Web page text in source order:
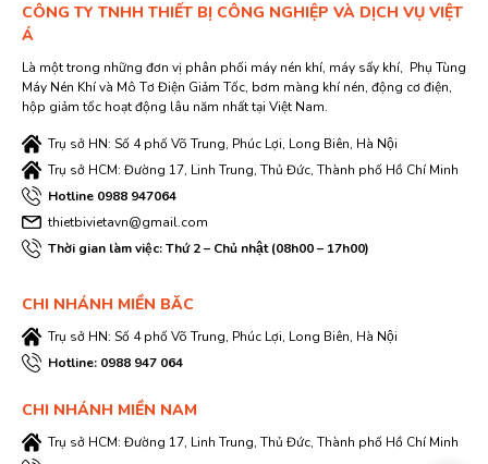
CÔNG TY TNHH THIẾT BỊ CÔNG NGHIỆP VÀ DỊCH VỤ VIỆT
Á
Là một trong những đơn vị phân phối máy nén khí, máy sấy khí, Phụ Tùng
Máy Nén Khí và Mô Tơ Điện Giảm Tốc, bơm màng khí nén, động cơ điện,
hộp giảm tốc hoạt động lâu năm nhất tại Việt Nam.
Trụ sở HN: Số 4 phố Võ Trung, Phúc Lợi, Long Biên, Hà Nội
Trụ sở HCM: Đường 17, Linh Trung, Thủ Đức, Thành phố Hồ Chí Minh
Hotline 0988 947064
thietbivietavn@gmail.com
Thời gian làm việc: Thứ 2 – Chủ nhật (08h00 – 17h00)
CHI NHÁNH MIỀN BĂC
Trụ sở HN: Số 4 phố Võ Trung, Phúc Lợi, Long Biên, Hà Nội
Hotline: 0988 947 064
CHI NHÁNH MIỀN NAM
Trụ sở HCM: Đường 17, Linh Trung, Thủ Đức, Thành phố Hồ Chí Minh